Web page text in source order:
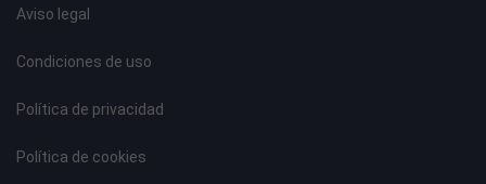
Aviso legal
Condiciones de uso
Política de privacidad
Política de cookies